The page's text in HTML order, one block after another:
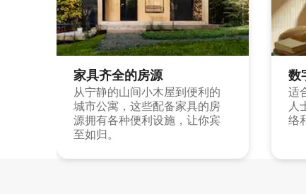
家具齐全的房源
从宁静的山间小木屋到便利的
城市公寓，这些配备家具的房
源拥有各种便利设施，让你宾
至如归。
数
适
人
络